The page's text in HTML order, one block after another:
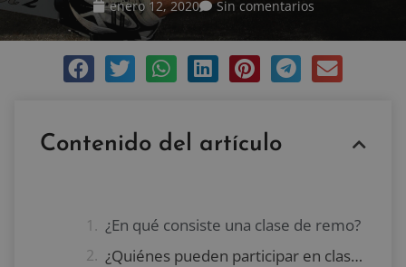
enero 12, 2020 Sin comentarios
Contenido del artículo
¿En qué consiste una clase de remo?
¿Quiénes pueden participar en clases de remo?